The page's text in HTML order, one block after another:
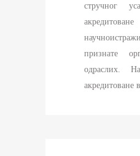
стручног
признате
одраслих.
акредитоване